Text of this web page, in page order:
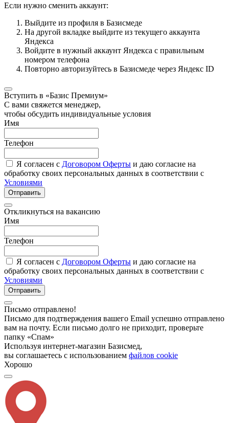
Если нужно сменить аккаунт:
Выйдите из профиля в Базисмеде
На другой вкладке выйдите из текущего аккаунта
Яндекса
Войдите в нужный аккаунт Яндекса с правильным
номером телефона
Повторно авторизуйтесь в Базисмеде через Яндекс ID
Вступить в «Базис Премиум»
С вами свяжется менеджер,
чтобы обсудить индивидуальные условия
Имя
Телефон
Я согласен с Договором Оферты и даю согласие на
обработку своих персональных данных в соответствии с
Условиями
Отправить
Откликнуться на вакансию
Имя
Телефон
Я согласен с Договором Оферты и даю согласие на
обработку своих персональных данных в соответствии с
Условиями
Отправить
Письмо отправлено!
Письмо для подтверждения вашего Email успешно отправлено
вам на почту. Если письмо долго не приходит, проверьте
папку «Спам»
Используя интернет-магазин Базисмед,
вы соглашаетесь с использованием файлов cookie
Хорошо